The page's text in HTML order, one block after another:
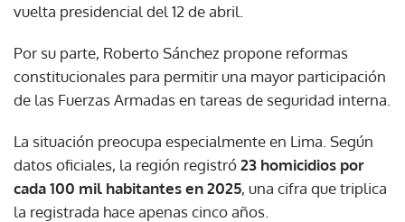
vuelta presidencial del 12 de abril.
Por su parte, Roberto Sánchez propone reformas
constitucionales para permitir una mayor participación
de las Fuerzas Armadas en tareas de seguridad interna.
La situación preocupa especialmente en Lima. Según
datos oficiales, la región registró23 homicidios por
cada 100 mil habitantes en 2025, una cifra que triplica
la registrada hace apenas cinco años.